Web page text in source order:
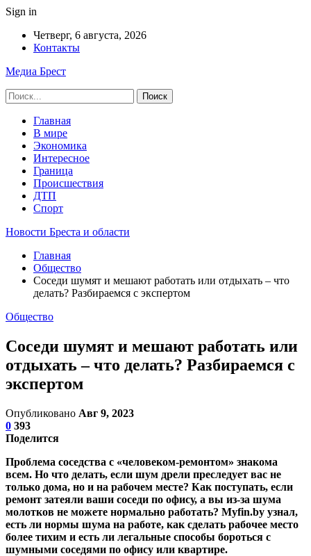
Sign in
Четверг, 6 августа, 2026
Контакты
Медиа Брест
Главная
В мире
Экономика
Интересное
Граница
Происшествия
ДТП
Спорт
Новости Бреста и области
Главная
Общество
Соседи шумят и мешают работать или отдыхать – что
делать? Разбираемся с экспертом
Общество
Соседи шумят и мешают работать или
отдыхать – что делать? Разбираемся с
экспертом
Опубликовано Авг 9, 2023
0 393
Поделится
Проблема соседства с «человеком-ремонтом» знакома
всем. Но что делать, если шум дрели преследует вас не
только дома, но и на рабочем месте? Как поступать, если
ремонт затеяли ваши соседи по офису, а вы из-за шума
молотков не можете нормально работать? Myfin.by узнал,
есть ли нормы шума на работе, как сделать рабочее место
более тихим и есть ли легальные способы бороться с
шумными соседями по офису или квартире.